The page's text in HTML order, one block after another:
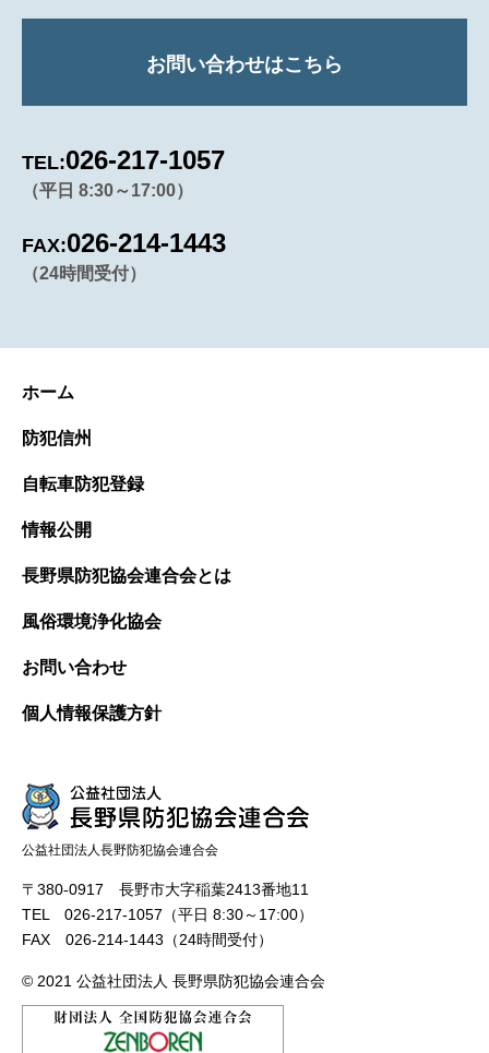
お問い合わせはこちら
TEL:026-217-1057
（平日 8:30～17:00）
FAX:026-214-1443
（24時間受付）
ホーム
防犯信州
自転車防犯登録
情報公開
長野県防犯協会連合会とは
風俗環境浄化協会
お問い合わせ
個人情報保護方針
公益社団法人長野防犯協会連合会
〒380-0917 長野市大字稲葉2413番地11
TEL 026-217-1057（平日 8:30～17:00）
FAX 026-214-1443（24時間受付）
© 2021 公益社団法人 長野県防犯協会連合会